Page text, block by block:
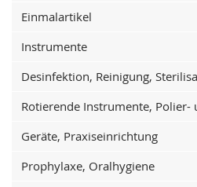
Einmalartikel
Instrumente
Desinfektion, Reinigung,
Rotierende Instrumente, Polier-
Geräte, Praxiseinrichtung
Prophylaxe, Oralhygiene